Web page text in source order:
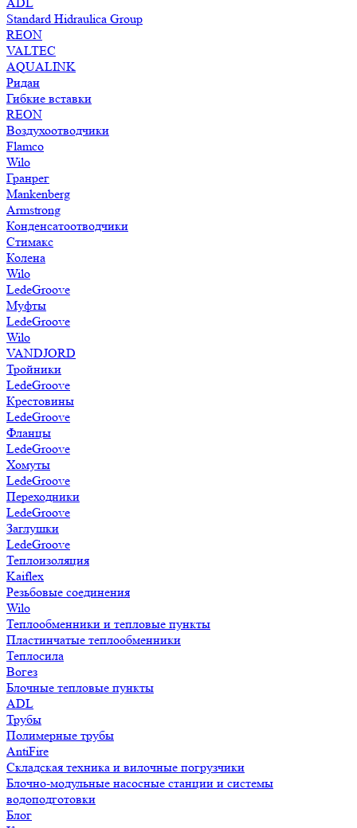
Standard Hidraulica Group
REON
VALTEC
AQUALINK
Ридан
Гибкие вставки
REON
Воздухоотводчики
Flamco
Wilo
Гранрег
Mankenberg
Armstrong
Конденсатоотводчики
Стимакс
Колена
Wilo
LedeGroove
Муфты
LedeGroove
Wilo
VANDJORD
Тройники
LedeGroove
Крестовины
LedeGroove
Фланцы
LedeGroove
Хомуты
LedeGroove
Переходники
LedeGroove
Заглушки
LedeGroove
Теплоизоляция
Kaiflex
Резьбовые соединения
Wilo
Теплообменники и тепловые пункты
Пластинчатые теплообменники
Теплосила
Вогез
Блочные тепловые пункты
ADL
Трубы
Полимерные трубы
AntiFire
Складская техника и вилочные погрузчики
Блочно-модульные насосные станции и системы
водоподготовки
Блог